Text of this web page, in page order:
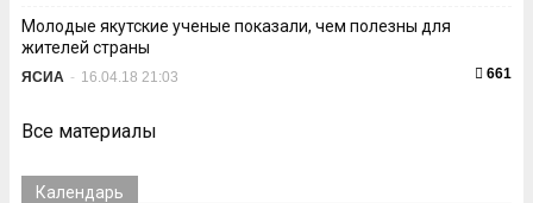
Молодые якутские ученые показали, чем полезны для
жителей страны
ЯСИА - 16.04.18 21:03 661
Все материалы
Календарь